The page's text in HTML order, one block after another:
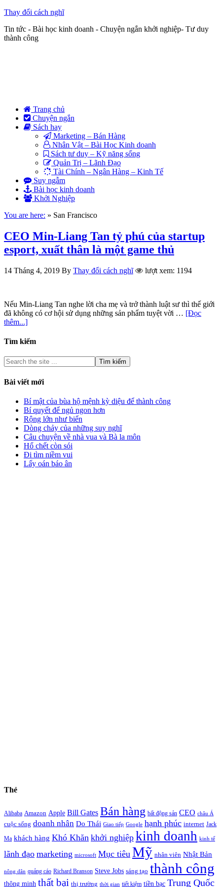
Thay đổi cách nghĩ
Tin tức - Bài học kinh doanh - Chuyện ngắn khởi nghiệp- Tư duy
thành công
Trang chủ
Chuyện ngắn
Sách hay
Marketing – Bán Hàng
Nhân Vật – Bài Học Kinh doanh
Sách tư duy – Kỹ năng sống
Quản Trị – Lãnh Đạo
Tài Chính – Ngân Hàng – Kinh Tế
Suy ngẫm
Bài học kinh doanh
Khởi Nghiệp
You are here: » San Francisco
CEO Min-Liang Tan tỷ phú của startup
esport, xuất thân là một game thủ
14 Tháng 4, 2019 By Thay đổi cách nghĩ lượt xem: 1194
Nếu Min-Liang Tan nghe lời cha mẹ và trở thành luật sư thì thế giới
đã không có cơ hội sử dụng những sản phẩm tuyệt vời … [Đọc
thêm...]
Tìm kiếm
Bài viết mới
Bí mật của bùa hộ mệnh kỳ diệu để thành công
Bí quyết để ngủ ngon hơn
Rộng lớn như biển
Dòng chảy của những suy nghĩ
Câu chuyện về nhà vua và Bà la môn
Hổ chết còn sói
Đi tìm niềm vui
Lấy oán báo ân
Thẻ
Alibaba Amazon Apple Bill Gates Bán hàng bất động sản CEO châu Á
cuộc sống doanh nhân Do Thái Giao tiếp Google hạnh phúc internet Jack
Ma khách hàng Khó Khăn khởi nghiệp kinh doanh kinh tế
lãnh đạo marketing microsoft Mục tiêu Mỹ nhân viên Nhật Bản
nông dân quảng cáo Richard Branson Steve Jobs sáng tạo thành công
thông minh thất bại thị trường thời gian tiết kiệm tiền bạc Trung Quốc